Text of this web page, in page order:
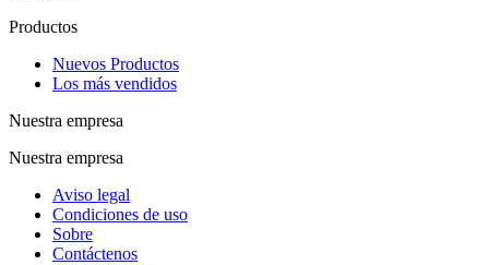
Productos
Nuevos Productos
Los más vendidos
Nuestra empresa
Nuestra empresa
Aviso legal
Condiciones de uso
Sobre
Contáctenos